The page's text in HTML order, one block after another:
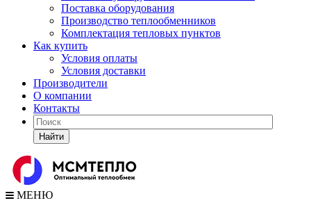
Поставка оборудования
Производство теплообменников
Комплектация тепловых пунктов
Как купить
Условия оплаты
Условия доставки
Производители
О компании
Контакты
Найти
МЕНЮ